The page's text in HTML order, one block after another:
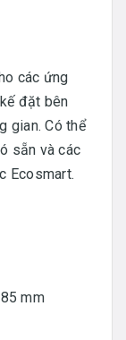
các ứng
đặt bên
gian. Có thể
sẵn và các
Ecosmart.
mm